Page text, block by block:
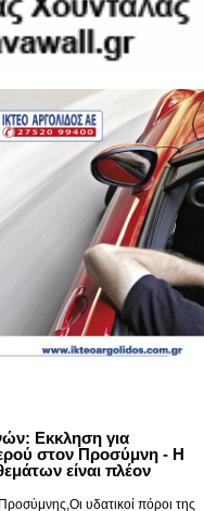
Εκκληση για
στον Προσύμνη - Η
είναι πλέον
υδατικοί πόροι της